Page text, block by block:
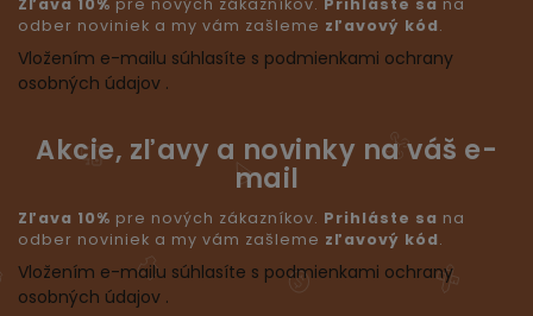
Zľava 10% pre nových zákazníkov. Prihláste sa na
odber noviniek a my vám zašleme zľavový kód.
Vložením e-mailu súhlasíte s podmienkami ochrany
osobných údajov .
Akcie, zľavy a novinky na váš e-
mail
Zľava 10% pre nových zákazníkov. Prihláste sa na
odber noviniek a my vám zašleme zľavový kód.
Vložením e-mailu súhlasíte s podmienkami ochrany
osobných údajov .